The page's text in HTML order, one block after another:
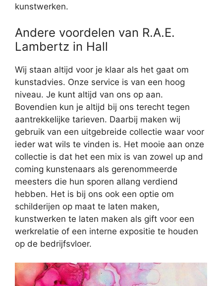
kunstwerken.
Andere voordelen van R.A.E.
Lambertz in Hall
Wij staan altijd voor je klaar als het gaat om
kunstadvies. Onze service is van een hoog
niveau. Je kunt altijd van ons op aan.
Bovendien kun je altijd bij ons terecht tegen
aantrekkelijke tarieven. Daarbij maken wij
gebruik van een uitgebreide collectie waar voor
ieder wat wils te vinden is. Het mooie aan onze
collectie is dat het een mix is van zowel up and
coming kunstenaars als gerenommeerde
meesters die hun sporen allang verdiend
hebben. Het is bij ons ook een optie om
schilderijen op maat te laten maken,
kunstwerken te laten maken als gift voor een
werkrelatie of een interne expositie te houden
op de bedrijfsvloer.